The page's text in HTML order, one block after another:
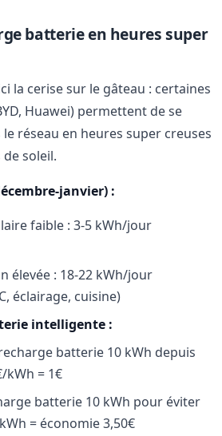
batterie en heures super
la cerise sur le gâteau : certaines
Huawei) permettent de se
réseau en heures super creuses
soleil.
janvier) :
faible : 3-5 kWh/jour
élevée : 18-22 kWh/jour
éclairage, cuisine)
intelligente :
batterie 10 kWh depuis
kWh = 1€
batterie 10 kWh pour éviter
= économie 3,50€